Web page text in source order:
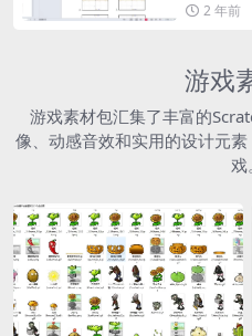
2 年前
游戏
游戏素材包汇集了丰富的
像、动感音效和实用的设计元
戏。